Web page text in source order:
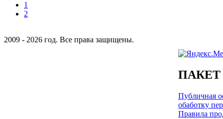
1
2
2009 - 2026 год. Все права защищены.
Публичная
обаботку
Правила